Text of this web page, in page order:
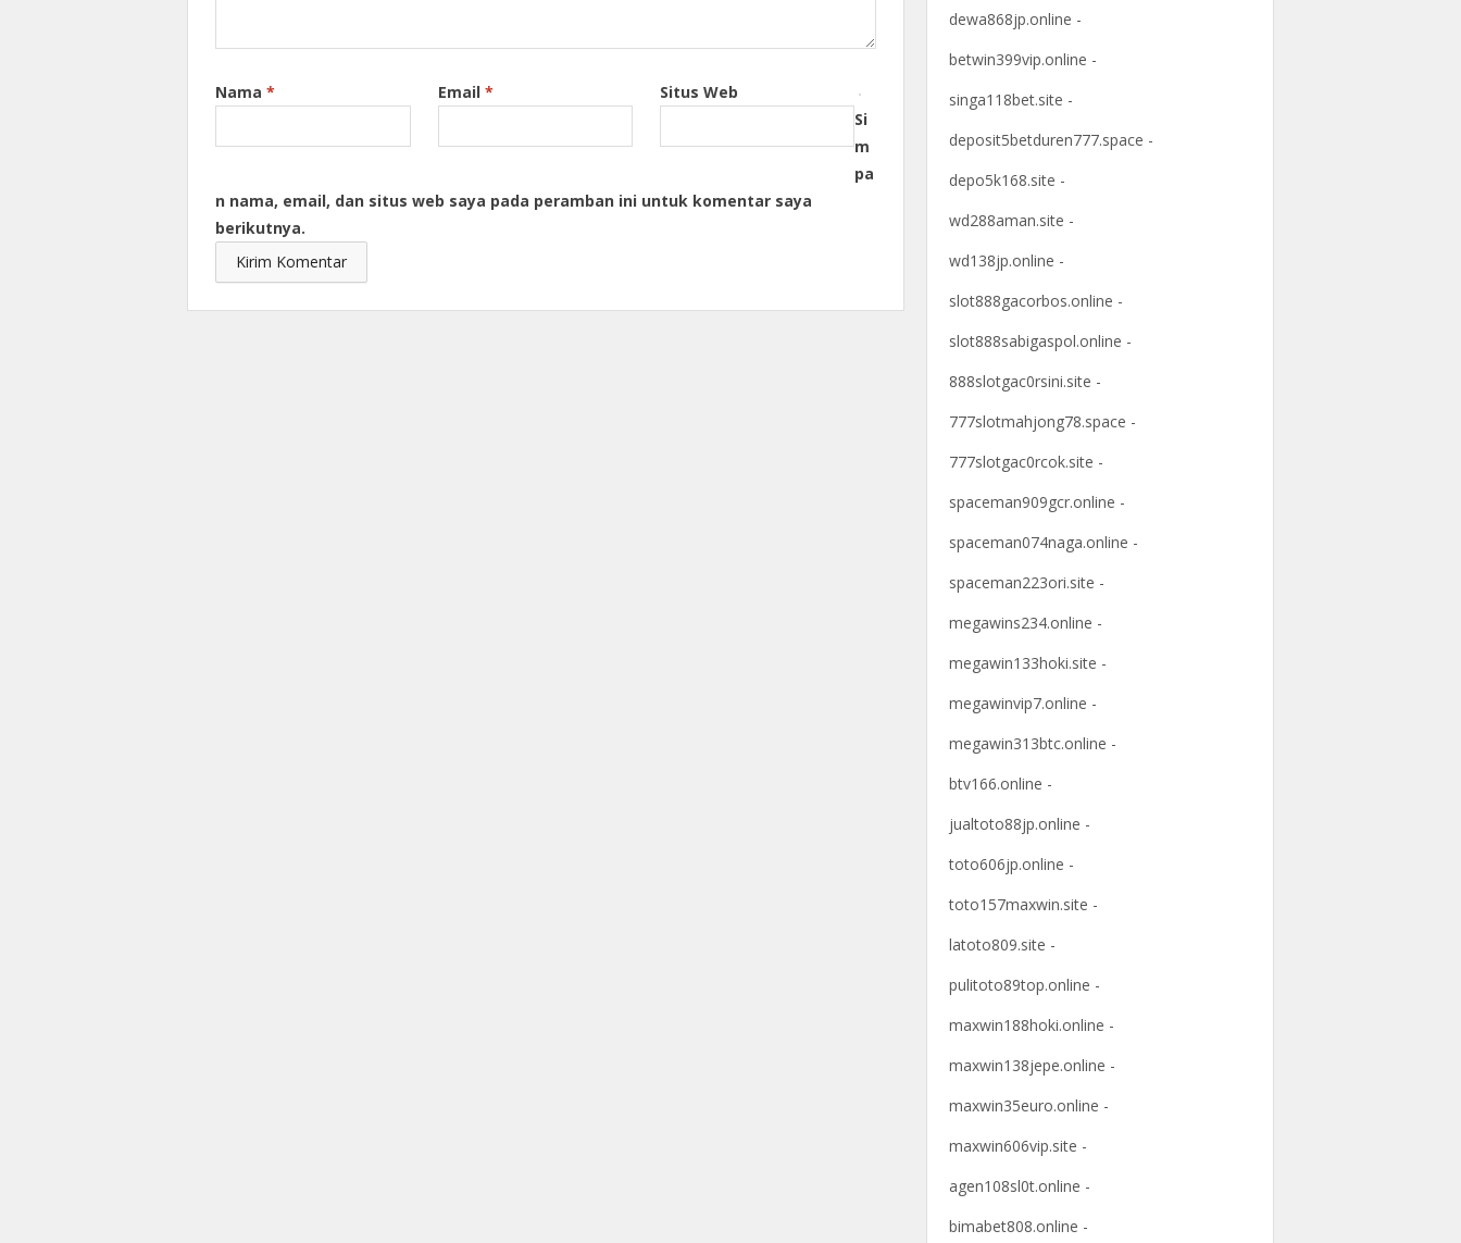
Nama * Email *
Situs Web
Si
m
pa
n nama, email, dan situs web saya pada peramban ini untuk komentar saya
berikutnya.
dewa868jp.online -
betwin399vip.online -
singa118bet.site -
deposit5betduren777.space -
depo5k168.site -
wd288aman.site -
wd138jp.online -
slot888gacorbos.online -
slot888sabigaspol.online -
888slotgac0rsini.site -
777slotmahjong78.space -
777slotgac0rcok.site -
spaceman909gcr.online -
spaceman074naga.online -
spaceman223ori.site -
megawins234.online -
megawin133hoki.site -
megawinvip7.online -
megawin313btc.online -
btv166.online -
jualtoto88jp.online -
toto606jp.online -
toto157maxwin.site -
latoto809.site -
pulitoto89top.online -
maxwin188hoki.online -
maxwin138jepe.online -
maxwin35euro.online -
maxwin606vip.site -
agen108sl0t.online -
bimabet808.online -